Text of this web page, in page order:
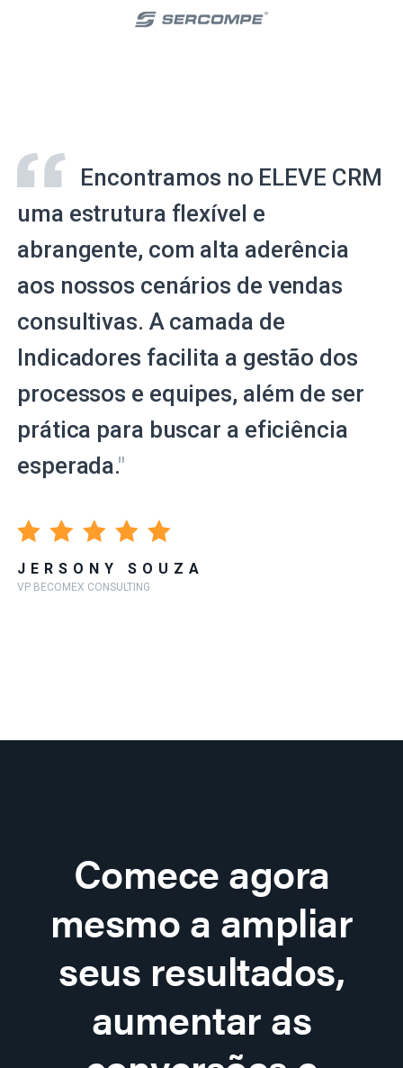
Encontramos no ELEVE CRM
uma estrutura flexível e
abrangente, com alta aderência
aos nossos cenários de vendas
consultivas. A camada de
Indicadores facilita a gestão dos
processos e equipes, além de ser
prática para buscar a eficiência
esperada."
JERSONY SOUZA
VP BECOMEX CONSULTING
Comece agora
mesmo a ampliar
seus resultados,
aumentar as